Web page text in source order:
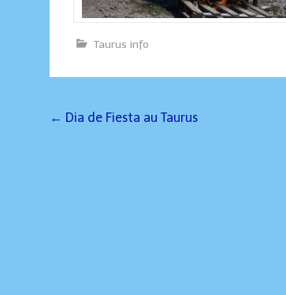
Taurus info
Post
← Dia de Fiesta au Taurus